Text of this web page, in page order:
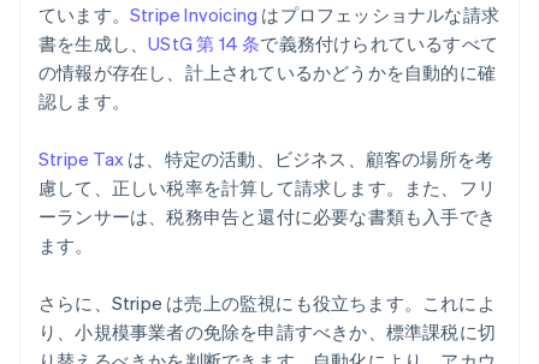
ています。 Stripe Invoicing はプロフェッショナルな請求
書を生成し、UStG 第 14 条で義務付けられているすべて
の情報が存在し、計上されているかどうかを自動的に確
認します。
Stripe Tax は、特定の活動、ビジネス、顧客の場所を考
慮して、正しい税率を計算して請求します。また、フリ
ーランサーは、税務申告と還付に必要な書類も入手でき
ます。
さらに、Stripe は売上の監視にも役立ちます。これによ
り、小規模事業者の免除を申請すべきか、標準課税に切